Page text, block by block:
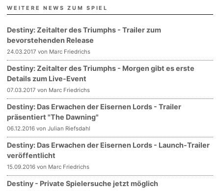
WEITERE NEWS ZUM SPIEL
Destiny: Zeitalter des Triumphs - Trailer zum
bevorstehenden Release
24.03.2017 von Marc Friedrichs
Destiny: Zeitalter des Triumphs - Morgen gibt es erste
Details zum Live-Event
07.03.2017 von Marc Friedrichs
Destiny: Das Erwachen der Eisernen Lords - Trailer
präsentiert "The Dawning"
06.12.2016 von Julian Riefsdahl
Destiny: Das Erwachen der Eisernen Lords - Launch-Trailer
veröffentlicht
15.09.2016 von Marc Friedrichs
Destiny - Private Spielersuche jetzt möglich